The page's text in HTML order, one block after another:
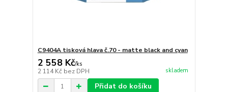
C9404A tisková hlava č.70 - matte black and cyan
2 558 Kč/ks
2 114 Kč bez DPH skladem
Přidat do košíku